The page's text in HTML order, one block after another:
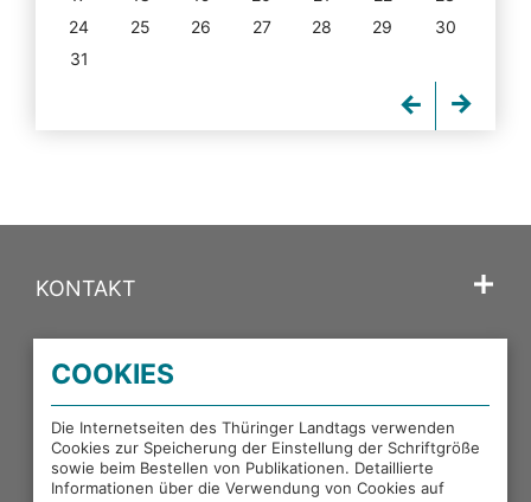
24
25 26 27 28 29
30
31
KONTAKT
PORTALE DES THÜRINGER LANDTAGS
EXTERNE LINKS
COOKIES
Die Internetseiten des Thüringer Landtags verwenden
Cookies zur Speicherung der Einstellung der Schriftgröße
sowie beim Bestellen von Publikationen. Detaillierte
Informationen über die Verwendung von Cookies auf